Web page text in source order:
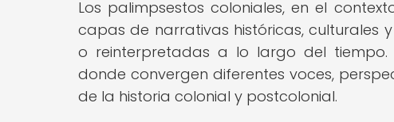
Los palimpsestos coloniales, en el
capas de narrativas históricas, culturales
o reinterpretadas a lo largo del tiempo.
donde convergen diferentes voces,
de la historia colonial y postcolonial.